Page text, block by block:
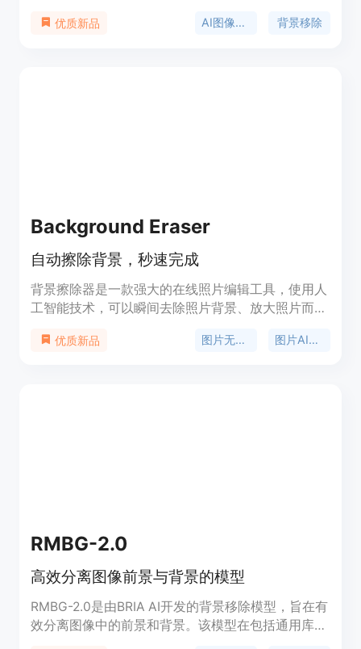
作即可获得高级效果，无论初学者还是专业设计师都
优质新品 AI图像编辑 背景移除
Background Eraser
自动擦除背景，秒速完成
背景擦除器是一款强大的在线照片编辑工具，使用人
工智能技术，可以瞬间去除照片背景、放大照片而不
不想要的物体。无论你是摄影师还是设计师，都能轻
优质新品 图片无损放大 图片AI修复
RMBG-2.0
高效分离图像前景与背景的模型
RMBG-2.0是由BRIA AI开发的背景移除模型，旨在有
效分离图像中的前景和背景。该模型在包括通用库存